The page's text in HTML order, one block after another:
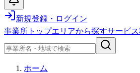
新規登録・ログイン
事業所トップエリアから探すサービ
ホーム